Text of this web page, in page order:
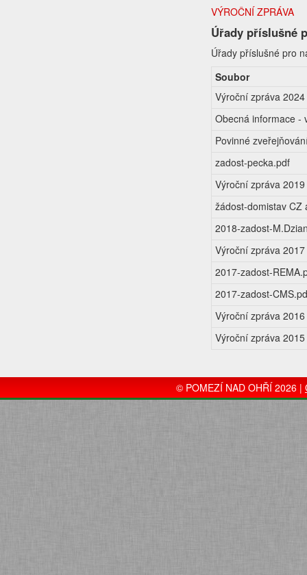
VÝROČNÍ ZPRÁVA
Úřady příslušné
Úřady příslušné pro
Soubor
Výroční zpráva 2024
Obecná informace -
Povinné
zadost-pecka.pdf
Výroční zpráva 2019
žádost-domistav CZ
2018-zadost-
Výroční zpráva 2017
2017-zadost-
2017-zadost-
Výroční zpráva 2016
Výroční zpráva 2015
© POMEZÍ NAD OHŘÍ 2026 |